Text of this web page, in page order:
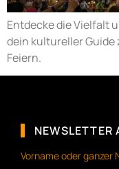
Entdecke die Vielfalt
dein kultureller
Feiern.
NEWSLETTER
Vorname oder ganzer